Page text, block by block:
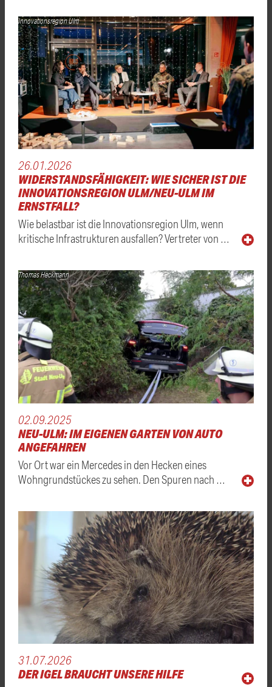
Innovationsregion Ulm
26.01.2026
WIDERSTANDSFÄHIGKEIT: WIE SICHER IST DIE
INNOVATIONSREGION ULM/NEU-ULM IM
ERNSTFALL?
Wie belastbar ist die Innovationsregion Ulm, wenn
kritische Infrastrukturen ausfallen? Vertreter von …
Thomas Heckmann
02.09.2025
NEU-ULM: IM EIGENEN GARTEN VON AUTO
ANGEFAHREN
Vor Ort war ein Mercedes in den Hecken eines
Wohngrundstückes zu sehen. Den Spuren nach …
31.07.2026
DER IGEL BRAUCHT UNSERE HILFE